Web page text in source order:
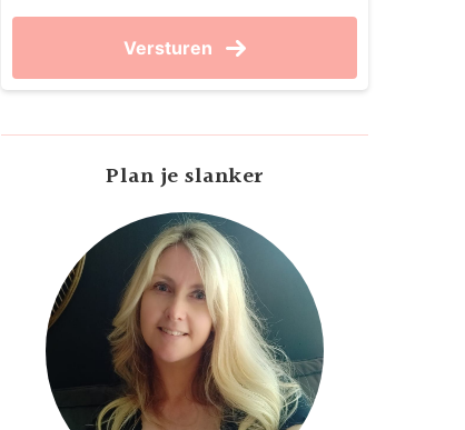
Versturen
Plan je slanker